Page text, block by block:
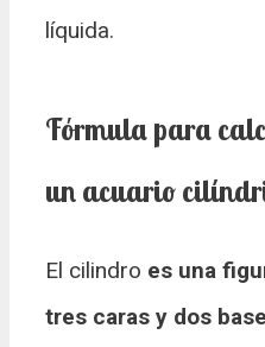
líquida.
Fórmula para
un acuario
El cilindro es una
tres caras y dos